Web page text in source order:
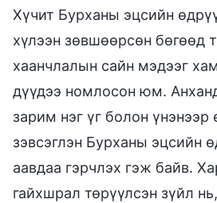
Хүчит Бурханы эцсийн
хүлээн зөвшөөрсөн бөгөөд
хаанчлалын сайн мэдээг
дүүдээ номлосон юм.
зарим нэг үг болон үнэнээр
зэвсэглэн Бурханы эцсийн
аавдаа гэрчлэх гэж байв.
гайхшрал төрүүлсэн зүйл